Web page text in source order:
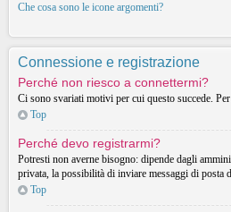
Che cosa sono le icone argomenti?
Connessione e registrazione
Perché non riesco a connettermi?
Ci sono svariati motivi per cui questo succede.
Top
Perché devo registrarmi?
Potresti non averne bisogno: dipende dagli
privata, la possibilità di inviare messaggi di posta
Top